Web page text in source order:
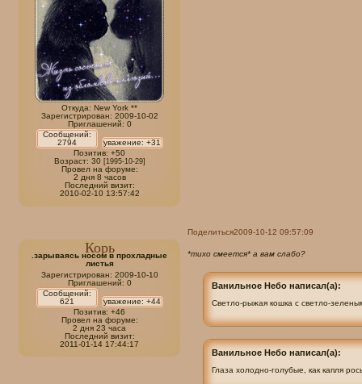
Откуда: New York **
Зарегистрирован: 2009-10-02
Приглашений: 0
Сообщений:
2794
уважение: +31
Позитив: +50
Возраст: 30 [1995-10-29]
Провел на форуме:
2 дня 8 часов
Последний визит:
2010-02-10 13:57:42
Поделиться2009-10-12 09:57:09
Корь
.зарываясь носом в прохладные
листья
Зарегистрирован: 2009-10-10
Приглашений: 0
Сообщений:
621
уважение: +44
Позитив: +46
Провел на форуме:
2 дня 23 часа
Последний визит:
2011-01-14 17:44:17
*тихо смеется* а вам слабо?
Ванильное Небо написал(а):
Светло-рыжая кошка с светло-
Ванильное Небо написал(а):
Глаза холодно-голубые, как капля